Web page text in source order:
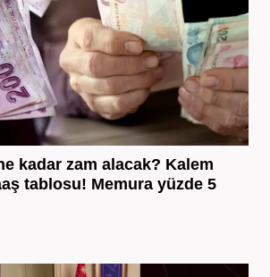
kadar zam alacak? Kalem
tablosu! Memura yüzde 5